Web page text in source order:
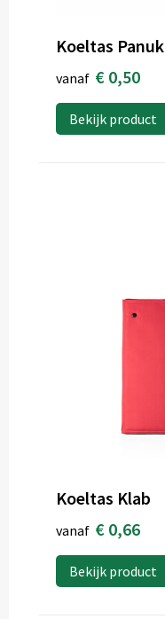
Koeltas Panuk
vanaf € 0,50
Bekijk product
Koeltas Klab
vanaf € 0,66
Bekijk product